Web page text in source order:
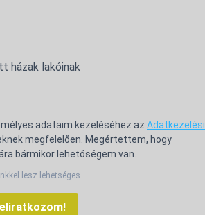
házak lakóinak
adataim kezeléséhez az Adatkezelési
megfelelően. Megértettem, hogy
bármikor lehetőségem van.
lesz lehetséges.